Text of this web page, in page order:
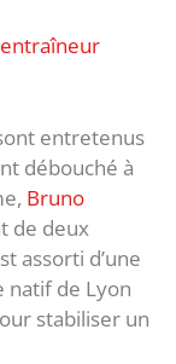
entraîneur
entretenus
débouché à
Bruno
de deux
assorti d’une
natif de Lyon
stabiliser un